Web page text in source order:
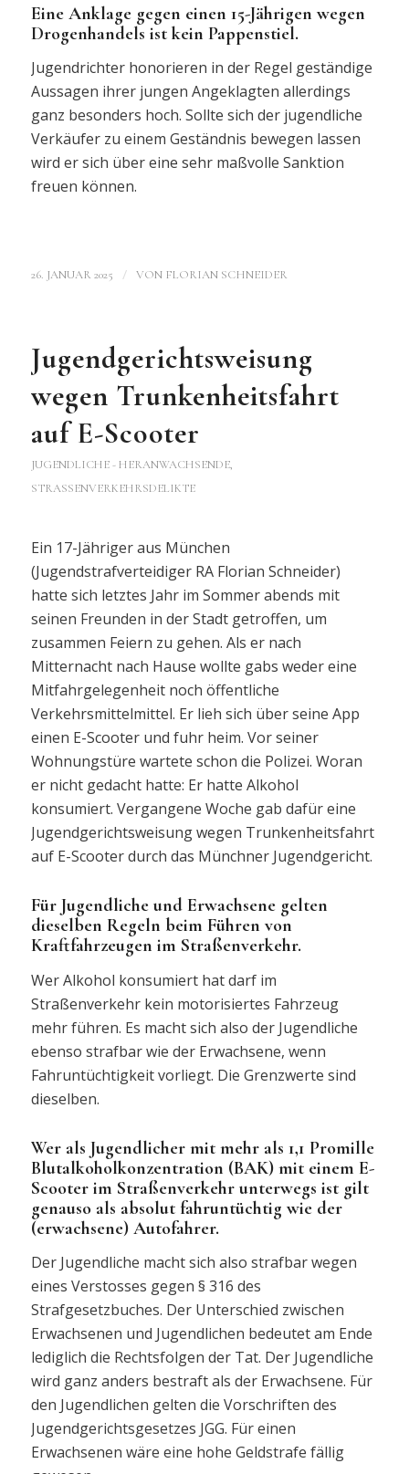
Eine Anklage gegen einen 15-Jährigen wegen
Drogenhandels ist kein Pappenstiel.
Jugendrichter honorieren in der Regel geständige
Aussagen ihrer jungen Angeklagten allerdings
ganz besonders hoch. Sollte sich der jugendliche
Verkäufer zu einem Geständnis bewegen lassen
wird er sich über eine sehr maßvolle Sanktion
freuen können.
26. JANUAR 2025 / VON FLORIAN SCHNEIDER
Jugendgerichtsweisung
wegen Trunkenheitsfahrt
auf E-Scooter
JUGENDLICHE - HERANWACHSENDE,
STRASSENVERKEHRSDELIKTE
Ein 17-Jähriger aus München
(Jugendstrafverteidiger RA Florian Schneider)
hatte sich letztes Jahr im Sommer abends mit
seinen Freunden in der Stadt getroffen, um
zusammen Feiern zu gehen. Als er nach
Mitternacht nach Hause wollte gabs weder eine
Mitfahrgelegenheit noch öffentliche
Verkehrsmittelmittel. Er lieh sich über seine App
einen E-Scooter und fuhr heim. Vor seiner
Wohnungstüre wartete schon die Polizei. Woran
er nicht gedacht hatte: Er hatte Alkohol
konsumiert. Vergangene Woche gab dafür eine
Jugendgerichtsweisung wegen Trunkenheitsfahrt
auf E-Scooter durch das Münchner Jugendgericht.
Für Jugendliche und Erwachsene gelten
dieselben Regeln beim Führen von
Kraftfahrzeugen im Straßenverkehr.
Wer Alkohol konsumiert hat darf im
Straßenverkehr kein motorisiertes Fahrzeug
mehr führen. Es macht sich also der Jugendliche
ebenso strafbar wie der Erwachsene, wenn
Fahruntüchtigkeit vorliegt. Die Grenzwerte sind
dieselben.
Wer als Jugendlicher mit mehr als 1,1 Promille
Blutalkoholkonzentration (BAK) mit einem E-
Scooter im Straßenverkehr unterwegs ist gilt
genauso als absolut fahruntüchtig wie der
(erwachsene) Autofahrer.
Der Jugendliche macht sich also strafbar wegen
eines Verstosses gegen § 316 des
Strafgesetzbuches. Der Unterschied zwischen
Erwachsenen und Jugendlichen bedeutet am Ende
lediglich die Rechtsfolgen der Tat. Der Jugendliche
wird ganz anders bestraft als der Erwachsene. Für
den Jugendlichen gelten die Vorschriften des
Jugendgerichtsgesetzes JGG. Für einen
Erwachsenen wäre eine hohe Geldstrafe fällig